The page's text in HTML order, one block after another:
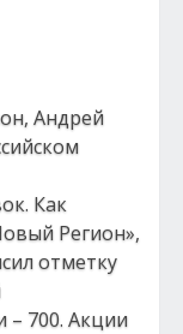
Андрей
Как
Регион»,
отметку
700. Акции